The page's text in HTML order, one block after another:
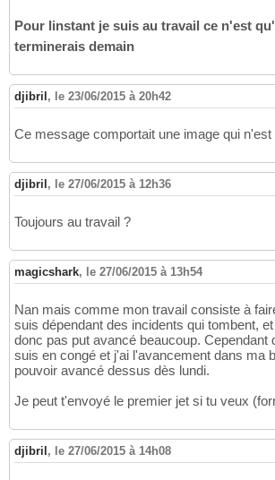
Pour linstant je suis au travail ce n'est
terminerais demain
djibril , le 23/06/2015 à 20h42
Ce message comportait une image qui n'est
djibril , le 27/06/2015 à 12h36
Toujours au travail ?
magicshark, le 27/06/2015 à 13h54
Nan mais comme mon travail consiste à
suis dépendant des incidents qui tombent,
donc pas put avancé beaucoup. Cependant
suis en congé et j'ai l'avancement dans ma
pouvoir avancé dessus dès lundi.
Je peut t'envoyé le premier jet si tu veux
djibril , le 27/06/2015 à 14h08